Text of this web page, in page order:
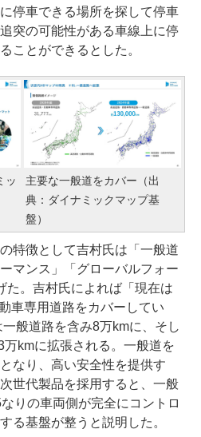
停車できる場所を探して停車
突の可能性がある車線上に停
ことができるとした。
ッ
主要な一般道をカバー（出
典：ダイナミックマップ基
盤）
特徴として吉村氏は「一般道
マンス」「グローバルフォー
た。吉村氏によれば「現在は
車専用道路をカバーしてい
般道路を含み8万kmに、そし
kmに拡張される。一般道を
なり、高い安全性を提供す
世代製品を採用すると、一般
りの車両側が完全にコントロ
る基盤が整うと説明した。